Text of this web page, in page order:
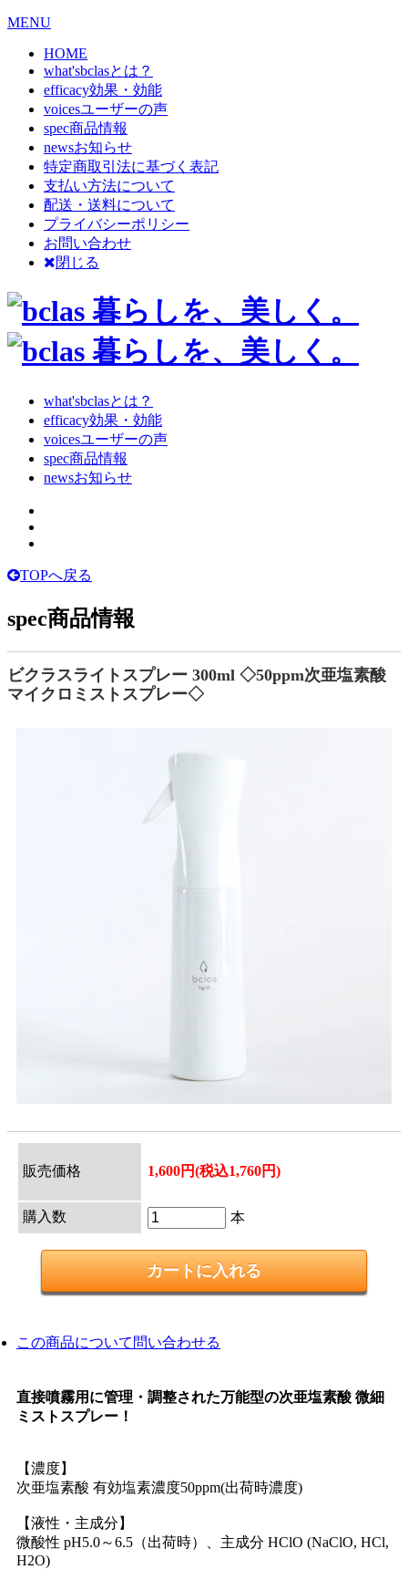
MENU
HOME
what'sbclasとは？
efficacy効果・効能
voicesユーザーの声
spec商品情報
newsお知らせ
特定商取引法に基づく表記
支払い方法について
配送・送料について
プライバシーポリシー
お問い合わせ
閉じる
what'sbclasとは？
efficacy効果・効能
voicesユーザーの声
spec商品情報
newsお知らせ
TOPへ戻る
spec商品情報
ビクラスライトスプレー 300ml ◇50ppm次亜塩素酸
マイクロミストスプレー◇
販売価格 1,600円(税込1,760円)
購入数 本
この商品について問い合わせる
直接噴霧用に管理・調整された万能型の次亜塩素酸 微細
ミストスプレー！
【濃度】
次亜塩素酸 有効塩素濃度50ppm(出荷時濃度)
【液性・主成分】
微酸性 pH5.0～6.5（出荷時）、主成分 HClO (NaClO, HCl,
H2O)